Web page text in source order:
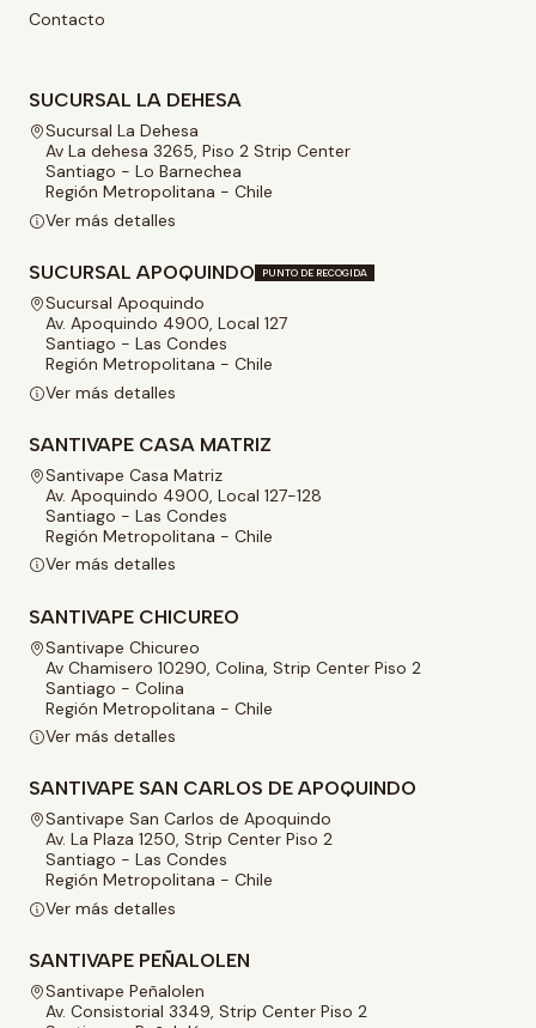
Contacto
SUCURSAL LA DEHESA
Sucursal La Dehesa
Av La dehesa 3265, Piso 2 Strip Center
Santiago - Lo Barnechea
Región Metropolitana - Chile
Ver más detalles
SUCURSAL APOQUINDO PUNTO DE RECOGIDA
Sucursal Apoquindo
Av. Apoquindo 4900, Local 127
Santiago - Las Condes
Región Metropolitana - Chile
Ver más detalles
SANTIVAPE CASA MATRIZ
Santivape Casa Matriz
Av. Apoquindo 4900, Local 127-128
Santiago - Las Condes
Región Metropolitana - Chile
Ver más detalles
SANTIVAPE CHICUREO
Santivape Chicureo
Av Chamisero 10290, Colina, Strip Center Piso 2
Santiago - Colina
Región Metropolitana - Chile
Ver más detalles
SANTIVAPE SAN CARLOS DE APOQUINDO
Santivape San Carlos de Apoquindo
Av. La Plaza 1250, Strip Center Piso 2
Santiago - Las Condes
Región Metropolitana - Chile
Ver más detalles
SANTIVAPE PEÑALOLEN
Santivape Peñalolen
Av. Consistorial 3349, Strip Center Piso 2